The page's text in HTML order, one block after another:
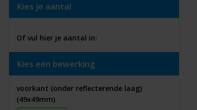
Kies je aantal
Of vul hier je aantal in:
Kies een bewerking
voorkant (onder reflecterende laag)
(49x49mm)